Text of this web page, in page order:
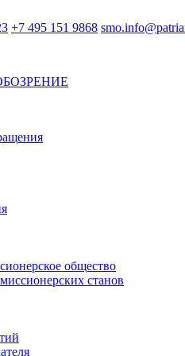
+7 495 151 9868
общество
станов